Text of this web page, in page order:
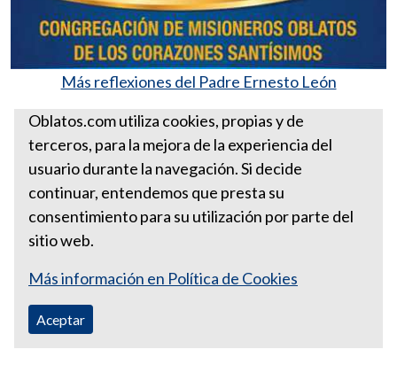
Más reflexiones del Padre Ernesto León
Santa Sede
HOMILÍA PARA EL 11 DE
FEBRERO DE 2007
Oblatos.com utiliza cookies, propias y de
terceros, para la mejora de la experiencia del
usuario durante la navegación. Si decide
continuar, entendemos que presta su
consentimiento para su utilización por parte del
sitio web.
Más información en Política de Cookies
Aceptar